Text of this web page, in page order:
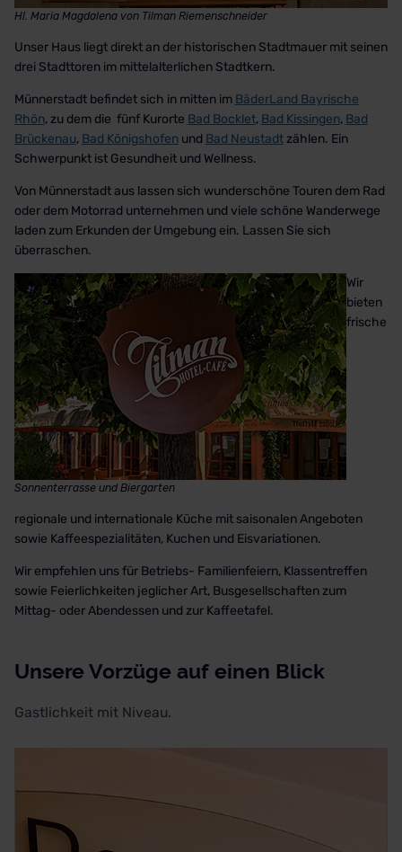
Hl. Maria Magdalena von Tilman Riemenschneider
Unser Haus liegt direkt an der historischen Stadtmauer mit seinen
drei Stadttoren im mittelalterlichen Stadtkern.
Münnerstadt befindet sich in mitten im BäderLand Bayrische
Rhön, zu dem die fünf Kurorte Bad Bocklet, Bad Kissingen, Bad
Brückenau, Bad Königshofenund Bad Neustadtzählen. Ein
Schwerpunkt ist Gesundheit und Wellness.
Von Münnerstadt aus lassen sich wunderschöne Touren dem Rad
oder dem Motorrad unternehmen und viele schöne Wanderwege
laden zum Erkunden der Umgebung ein. Lassen Sie sich
überraschen.
Sonnenterrasse und Biergarten
Wir
bieten
frische
regionale und internationale Küche mit saisonalen Angeboten
sowie Kaffeespezialitäten, Kuchen und Eisvariationen.
Wir empfehlen uns für Betriebs- Familienfeiern, Klassentreffen
sowie Feierlichkeiten jeglicher Art, Busgesellschaften zum
Mittag- oder Abendessen und zur Kaffeetafel.
Unsere Vorzüge auf einen Blick
Gastlichkeit mit Niveau.